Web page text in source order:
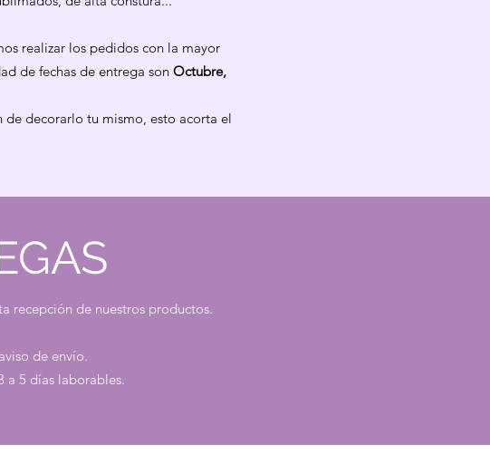
realizar los pedidos con la mayor
de fechas de entrega son Octubre,
decorarlo tu mismo, esto acorta el
recepción de nuestros productos.
de envío.
a 5 días laborables.